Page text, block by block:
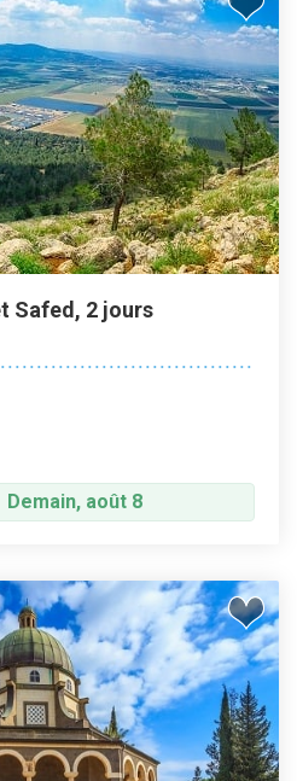
Safed, 2 jours
Demain, août 8